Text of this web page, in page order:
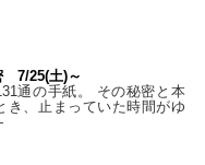
7/25(土)～
通の手紙。 その秘密と本
き、止まっていた時間がゆ